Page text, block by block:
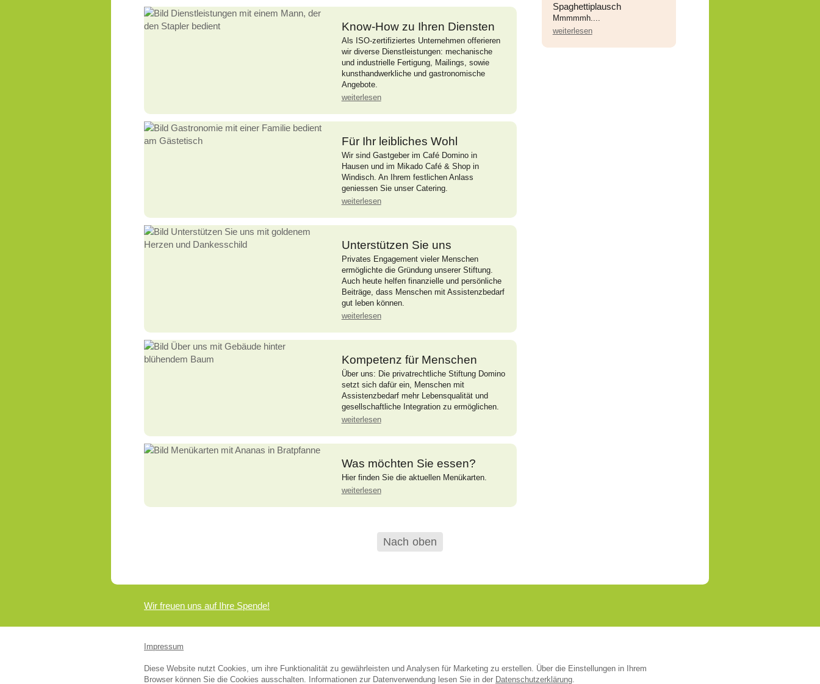
Know-How zu Ihren Diensten
Als ISO-zertifiziertes Unternehmen offerieren
wir diverse Dienstleistungen: mechanische
und industrielle Fertigung, Mailings, sowie
kunsthandwerkliche und gastronomische
Angebote.
weiterlesen
Für Ihr leibliches Wohl
Wir sind Gastgeber im Café Domino in
Hausen und im Mikado Café & Shop in
Windisch. An Ihrem festlichen Anlass
geniessen Sie unser Catering.
weiterlesen
Unterstützen Sie uns
Privates Engagement vieler Menschen
ermöglichte die Gründung unserer Stiftung.
Auch heute helfen finanzielle und persönliche
Beiträge, dass Menschen mit Assistenzbedarf
gut leben können.
weiterlesen
Kompetenz für Menschen
Über uns: Die privatrechtliche Stiftung Domino
setzt sich dafür ein, Menschen mit
Assistenzbedarf mehr Lebensqualität und
gesellschaftliche Integration zu ermöglichen.
weiterlesen
Was möchten Sie essen?
Hier finden Sie die aktuellen Menükarten.
weiterlesen
Spaghettiplausch
Mmmmmh....
weiterlesen
Nach oben
Wir freuen uns auf Ihre Spende!
Impressum
Diese Website nutzt Cookies, um ihre Funktionalität zu gewährleisten und Analysen für Marketing zu erstellen. Über die Einstellungen in Ihrem
Browser können Sie die Cookies ausschalten. Informationen zur Datenverwendung lesen Sie in der Datenschutzerklärung